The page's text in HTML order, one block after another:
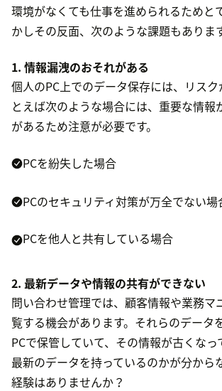
環境がなくても仕事を進められるためと
かしその反面、次のような課題もあります
1. 情報漏洩のおそれがある
個人のPC上でのデータ保存には、リス
とえば次のような場合には、重要な情報
があるため注意が必要です。
PCを紛失した場合
PCのセキュリティ対策が万全でない場
PCを他人と共有している場合
2. 最新データや情報の共有ができない
問い合わせ管理では、顧客情報や業務マ
覧する機会があります。それらのデータ
PCで保管していて、その情報が古くな
最新のデータを持っているのかが分から
経験はありませんか？